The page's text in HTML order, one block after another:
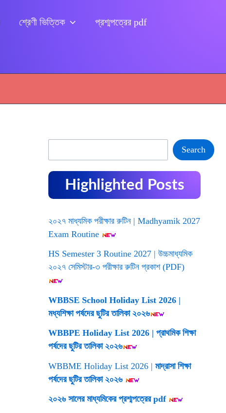
শ্রেণী ভিত্তিক প্রশ্মপত্রের pdf
Search
Highlighted Posts
২০২৭ মাধ্যমিক পরীক্ষার রুটিন | Madhyamik 2027
Exam Routine
HS Semester 3 Routine 2027 | উচ্চমাধ্যমিক
২০২৭ সেমিস্টার-৩ পরীক্ষার রুটিন প্রকাশ (PDF)
WBBSE School Holiday List 2026 |
মধ্যশিক্ষা পর্ষদের ছুটির তালিকা ২০২৬
WBBPE Holiday List 2026 | প্রাথমিক শিক্ষা
পর্ষদের ছুটির তালিকা ২০২৬
WBBME Holiday List 2026 | মাদ্রাসা শিক্ষা
পর্ষদের ছুটির তালিকা ২০২৬
২০২৬ সালের মাধ্যমিকের প্রশ্মপত্রের pdf